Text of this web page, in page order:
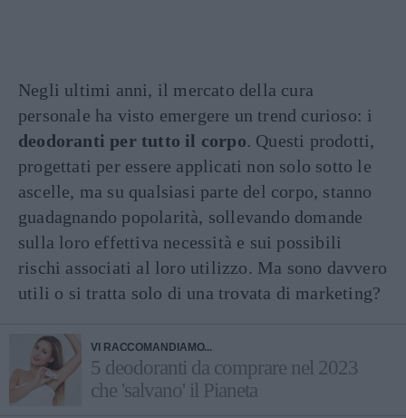
Negli ultimi anni, il mercato della cura
personale ha visto emergere un trend curioso: i
deodoranti per tutto il corpo. Questi prodotti,
progettati per essere applicati non solo sotto le
ascelle, ma su qualsiasi parte del corpo, stanno
guadagnando popolarità, sollevando domande
sulla loro effettiva necessità e sui possibili
rischi associati al loro utilizzo. Ma sono davvero
utili o si tratta solo di una trovata di marketing?
VI RACCOMANDIAMO...
5 deodoranti da comprare nel 2023
che 'salvano' il Pianeta